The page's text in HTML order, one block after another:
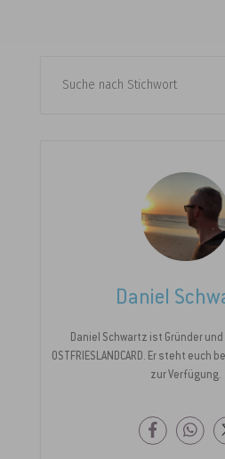
Daniel
Daniel Schwartz ist Gründer
OSTFRIESLANDCARD. Er steht euch
zur Verfügung.